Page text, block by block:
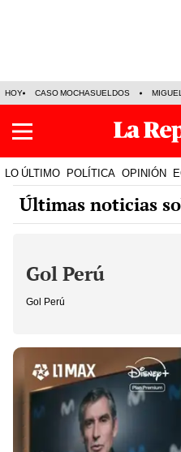
HOY CASO MOCHASUELDOS
LO ÚLTIMO POLÍTICA OPINIÓN
Últimas noticias
Gol Perú
Gol Perú